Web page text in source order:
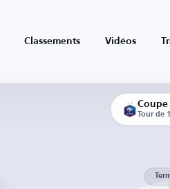
Classements Vidéos
Coupe
Tour de